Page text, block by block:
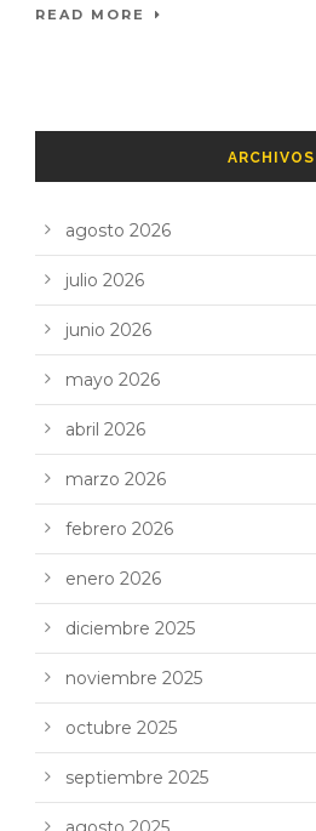
READ MORE
ARCHIVOS
agosto 2026
julio 2026
junio 2026
mayo 2026
abril 2026
marzo 2026
febrero 2026
enero 2026
diciembre 2025
noviembre 2025
octubre 2025
septiembre 2025